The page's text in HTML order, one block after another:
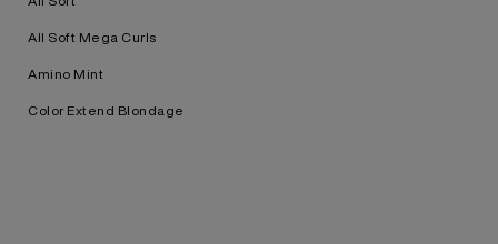
All Soft Mega Curls
Amino Mint
Color Extend Blondage